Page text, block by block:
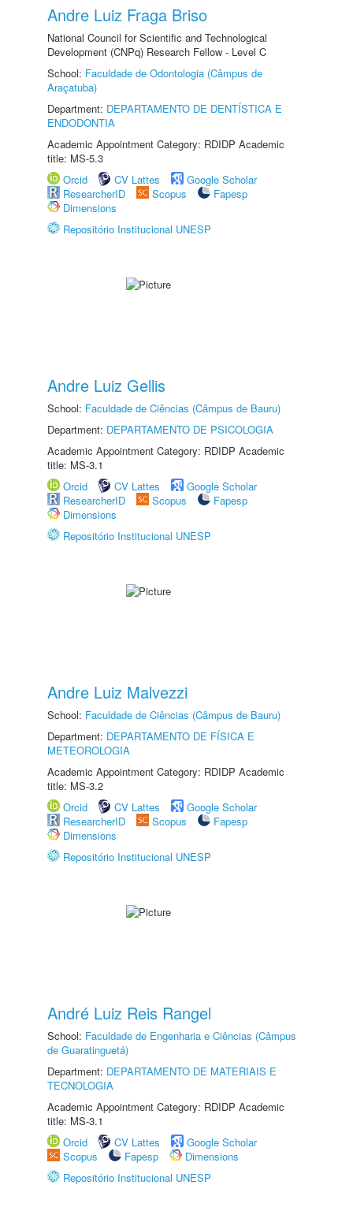
Andre Luiz Fraga Briso
National Council for Scientific and Technological
Development (CNPq) Research Fellow - Level C
School: Faculdade de Odontologia (Câmpus de
Araçatuba)
Department: DEPARTAMENTO DE DENTÍSTICA E
ENDODONTIA
Academic Appointment Category: RDIDP Academic
title: MS-5.3
Orcid
CV Lattes
Google Scholar
ResearcherID
Scopus
Fapesp
Dimensions
Repositório Institucional UNESP
Andre Luiz Gellis
School: Faculdade de Ciências (Câmpus de Bauru)
Department: DEPARTAMENTO DE PSICOLOGIA
Academic Appointment Category: RDIDP Academic
title: MS-3.1
Orcid
CV Lattes
Google Scholar
ResearcherID
Scopus
Fapesp
Dimensions
Repositório Institucional UNESP
Andre Luiz Malvezzi
School: Faculdade de Ciências (Câmpus de Bauru)
Department: DEPARTAMENTO DE FÍSICA E
METEOROLOGIA
Academic Appointment Category: RDIDP Academic
title: MS-3.2
Orcid
CV Lattes
Google Scholar
ResearcherID
Scopus
Fapesp
Dimensions
Repositório Institucional UNESP
André Luiz Reis Rangel
School: Faculdade de Engenharia e Ciências (Câmpus
de Guaratinguetá)
Department: DEPARTAMENTO DE MATERIAIS E
TECNOLOGIA
Academic Appointment Category: RDIDP Academic
title: MS-3.1
Orcid
CV Lattes
Google Scholar
Scopus
Fapesp
Dimensions
Repositório Institucional UNESP